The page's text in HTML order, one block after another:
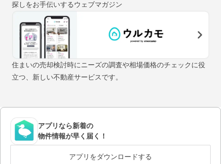
探しをお手伝いするウェブマガジン
住まいの売却検討時にニーズの調査や相場価格のチェックに役
立つ、新しい不動産サービスです。
アプリなら新着の
物件情報が早く届く！
アプリをダウンロードする